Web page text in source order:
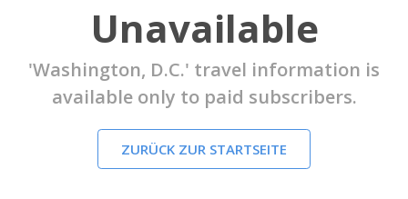
Unavailable
'Washington, D.C.' travel information is
available only to paid subscribers.
ZURÜCK ZUR STARTSEITE